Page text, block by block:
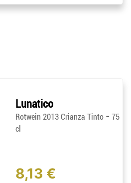
Lunatico
Rotwein 2013 Crianza Tinto -75
cl
8,13 €